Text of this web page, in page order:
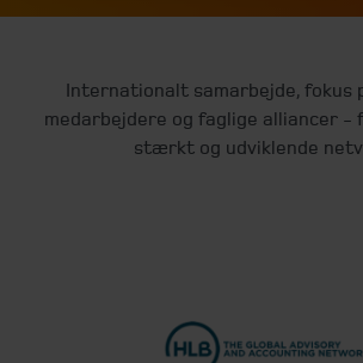
Internationalt samarbejde, fokus
medarbejdere og faglige alliancer -
stærkt og udviklende